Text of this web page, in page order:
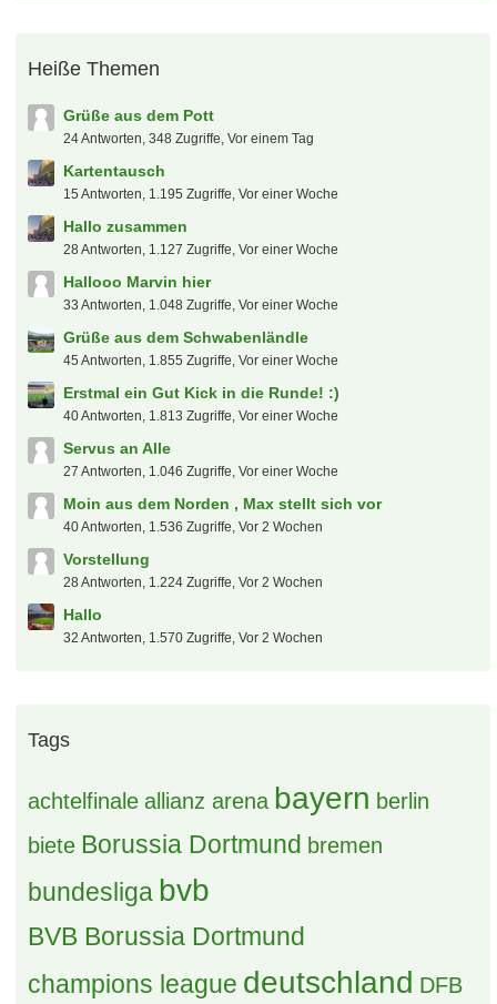
Heiße Themen
Grüße aus dem Pott
24 Antworten, 348 Zugriffe, Vor einem Tag
Kartentausch
15 Antworten, 1.195 Zugriffe, Vor einer Woche
Hallo zusammen
28 Antworten, 1.127 Zugriffe, Vor einer Woche
Hallooo Marvin hier
33 Antworten, 1.048 Zugriffe, Vor einer Woche
Grüße aus dem Schwabenländle
45 Antworten, 1.855 Zugriffe, Vor einer Woche
Erstmal ein Gut Kick in die Runde! :)
40 Antworten, 1.813 Zugriffe, Vor einer Woche
Servus an Alle
27 Antworten, 1.046 Zugriffe, Vor einer Woche
Moin aus dem Norden , Max stellt sich vor
40 Antworten, 1.536 Zugriffe, Vor 2 Wochen
Vorstellung
28 Antworten, 1.224 Zugriffe, Vor 2 Wochen
Hallo
32 Antworten, 1.570 Zugriffe, Vor 2 Wochen
Tags
achtelfinale allianz arena bayern berlin
biete Borussia Dortmund bremen
bundesliga bvb
BVB Borussia Dortmund
champions league deutschland DFB